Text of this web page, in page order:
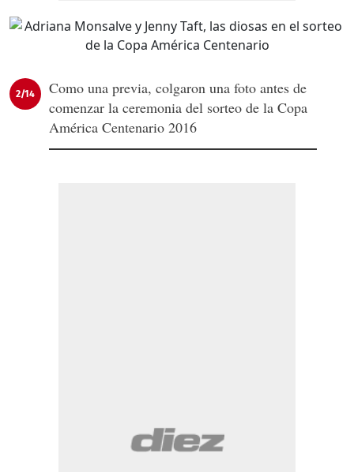
2/14
Como una previa, colgaron una foto antes de
comenzar la ceremonia del sorteo de la Copa
América Centenario 2016